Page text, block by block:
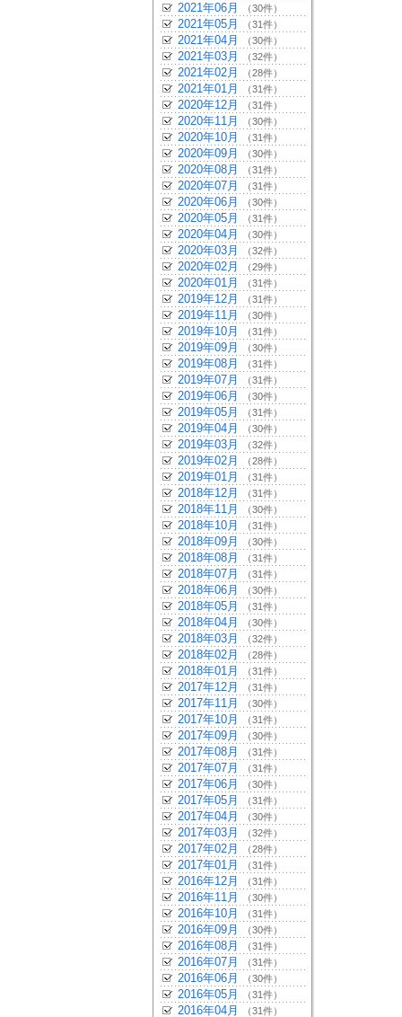
2021年06月 （30件）
2021年05月 （31件）
2021年04月 （30件）
2021年03月 （32件）
2021年02月 （28件）
2021年01月 （31件）
2020年12月 （31件）
2020年11月 （30件）
2020年10月 （31件）
2020年09月 （30件）
2020年08月 （31件）
2020年07月 （31件）
2020年06月 （30件）
2020年05月 （31件）
2020年04月 （30件）
2020年03月 （32件）
2020年02月 （29件）
2020年01月 （31件）
2019年12月 （31件）
2019年11月 （30件）
2019年10月 （31件）
2019年09月 （30件）
2019年08月 （31件）
2019年07月 （31件）
2019年06月 （30件）
2019年05月 （31件）
2019年04月 （30件）
2019年03月 （32件）
2019年02月 （28件）
2019年01月 （31件）
2018年12月 （31件）
2018年11月 （30件）
2018年10月 （31件）
2018年09月 （30件）
2018年08月 （31件）
2018年07月 （31件）
2018年06月 （30件）
2018年05月 （31件）
2018年04月 （30件）
2018年03月 （32件）
2018年02月 （28件）
2018年01月 （31件）
2017年12月 （31件）
2017年11月 （30件）
2017年10月 （31件）
2017年09月 （30件）
2017年08月 （31件）
2017年07月 （31件）
2017年06月 （30件）
2017年05月 （31件）
2017年04月 （30件）
2017年03月 （32件）
2017年02月 （28件）
2017年01月 （31件）
2016年12月 （31件）
2016年11月 （30件）
2016年10月 （31件）
2016年09月 （30件）
2016年08月 （31件）
2016年07月 （31件）
2016年06月 （30件）
2016年05月 （31件）
2016年04月 （31件）